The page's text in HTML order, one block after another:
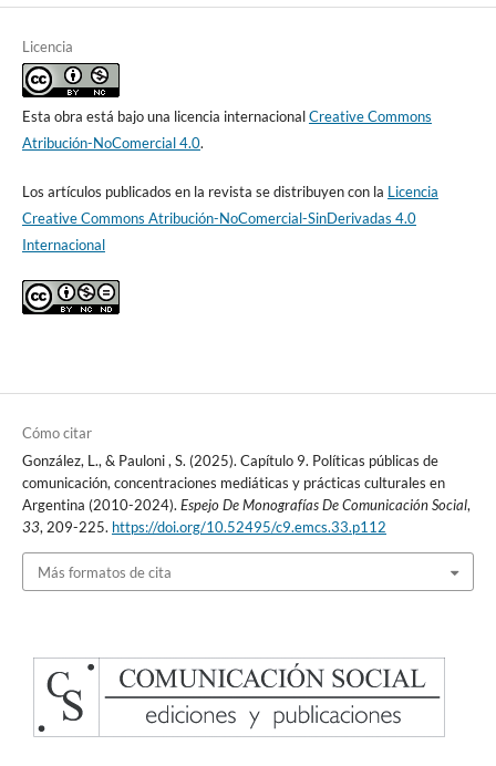
Licencia
Esta obra está bajo una licencia internacionalCreative Commons
Atribución-NoComercial 4.0.
Los artículos publicados en la revista se distribuyen con la Licencia
Creative Commons Atribución-NoComercial-SinDerivadas 4.0
Internacional
Cómo citar
González, L., & Pauloni , S. (2025). Capítulo 9. Políticas públicas de
comunicación, concentraciones mediáticas y prácticas culturales en
Argentina (2010-2024). Espejo De Monografías De Comunicación Social,
33, 209-225. https://doi.org/10.52495/c9.emcs.33.p112
Más formatos de cita